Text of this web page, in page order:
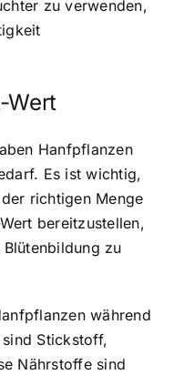
zu verwenden,
Wert
Hanfpflanzen
Es ist wichtig,
richtigen Menge
bereitzustellen,
zu
während
Stickstoff,
Nährstoffe sind